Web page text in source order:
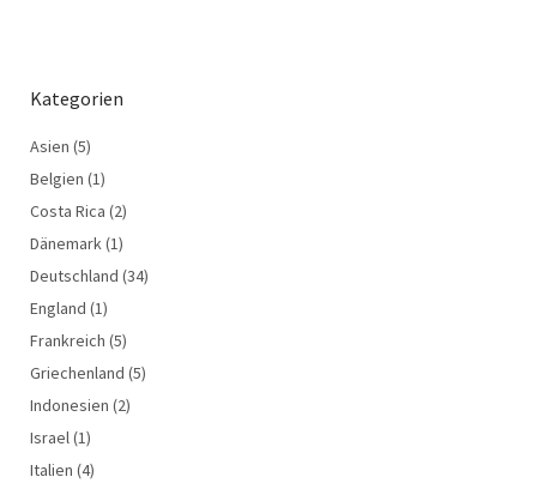
Kategorien
Asien (5)
Belgien (1)
Costa Rica (2)
Dänemark(1)
Deutschland (34)
England (1)
Frankreich (5)
Griechenland (5)
Indonesien (2)
Israel(1)
Italien (4)